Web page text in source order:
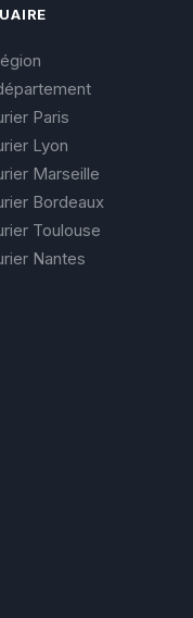
Paris
Lyon
Marseille
Bordeaux
Toulouse
Nantes